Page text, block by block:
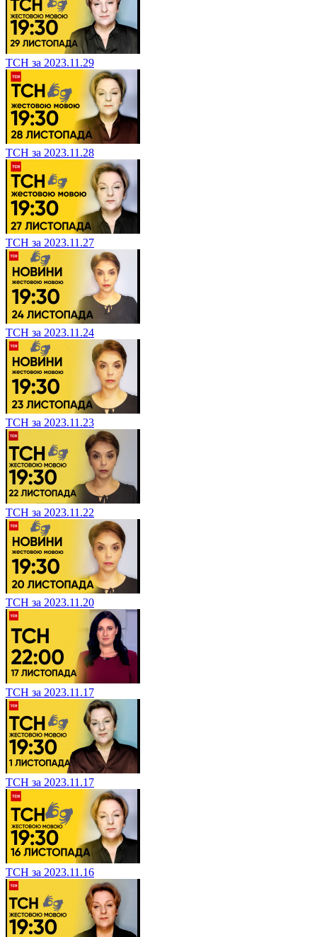
ТСН за 2023.11.29
ТСН за 2023.11.28
ТСН за 2023.11.27
ТСН за 2023.11.24
ТСН за 2023.11.23
ТСН за 2023.11.22
ТСН за 2023.11.20
ТСН за 2023.11.17
ТСН за 2023.11.17
ТСН за 2023.11.16